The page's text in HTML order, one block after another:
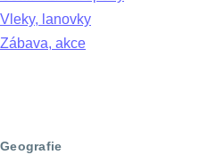
Vleky, lanovky
Zábava, akce
Geografie